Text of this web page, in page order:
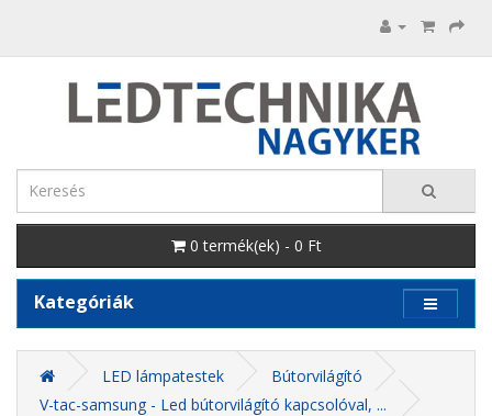
0 termék(ek) - 0 Ft
Kategóriák
LED lámpatestek
Bútorvilágító
V-tac-samsung - Led bútorvilágító kapcsolóval, ...